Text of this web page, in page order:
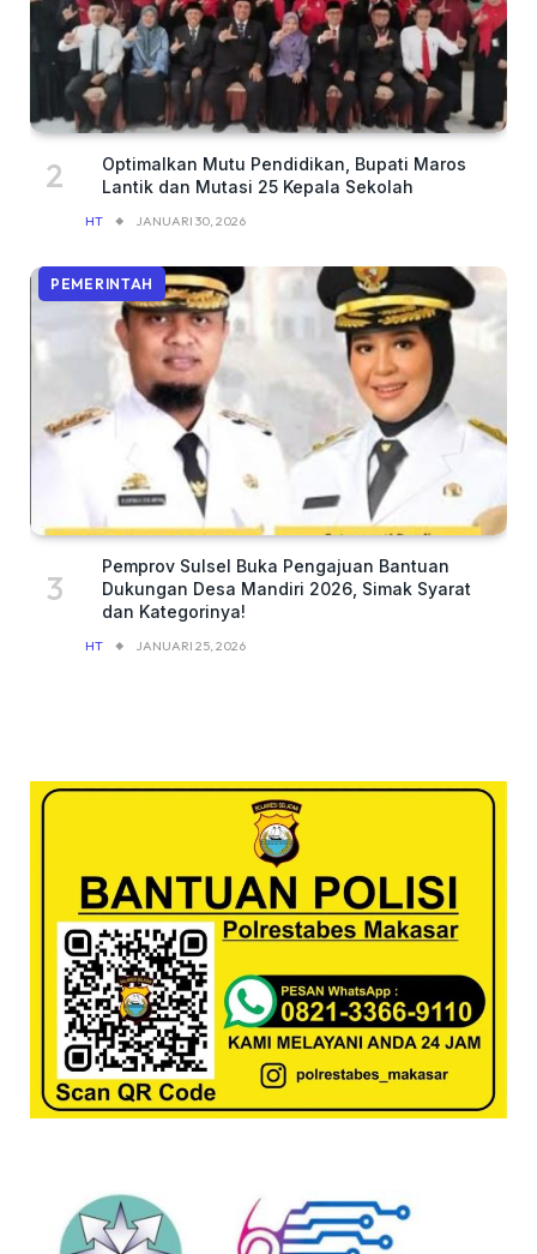
Optimalkan Mutu Pendidikan, Bupati Maros
Lantik dan Mutasi 25 Kepala Sekolah
HT JANUARI 30, 2026
PEMERINTAH
Pemprov Sulsel Buka Pengajuan Bantuan
Dukungan Desa Mandiri 2026, Simak Syarat
dan Kategorinya!
HT JANUARI 25, 2026